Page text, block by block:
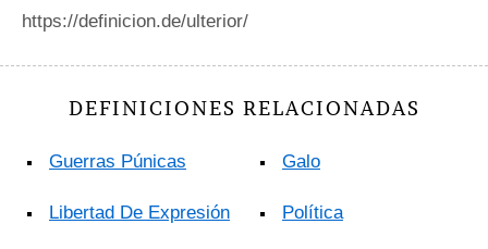
https://definicion.de/ulterior/
DEFINICIONES RELACIONADAS
Guerras Púnicas
Libertad De Expresión
Galo
Política